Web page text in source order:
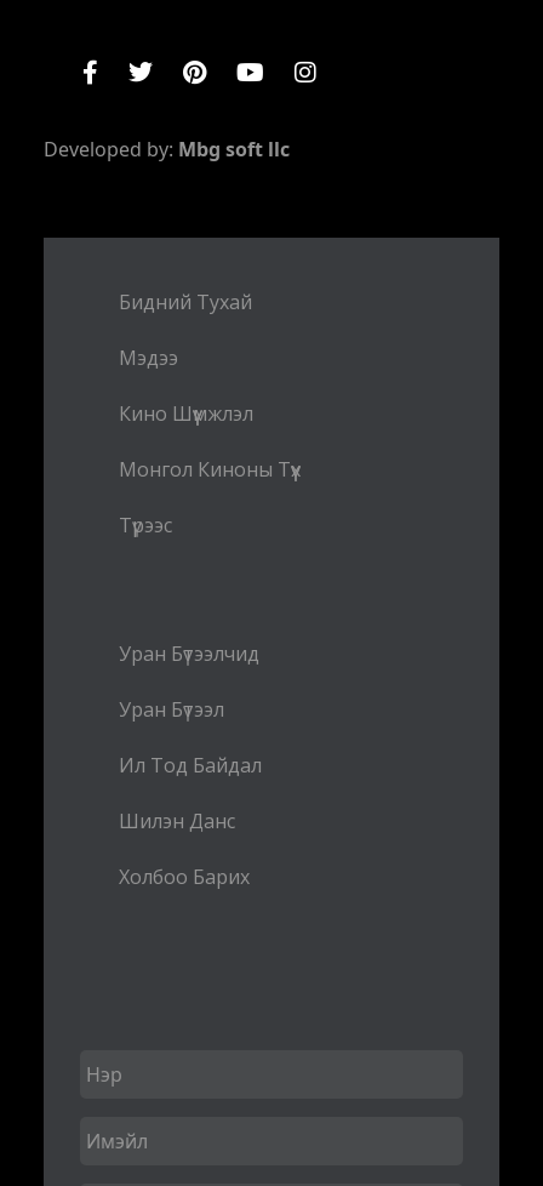
Developed by: Mbg soft llc
Бидний Тухай
Мэдээ
Кино Шүүмжлэл
Монгол Киноны Түүх
Түрээс
Уран Бүтээлчид
Уран Бүтээл
Ил Тод Байдал
Шилэн Данс
Холбоо Барих